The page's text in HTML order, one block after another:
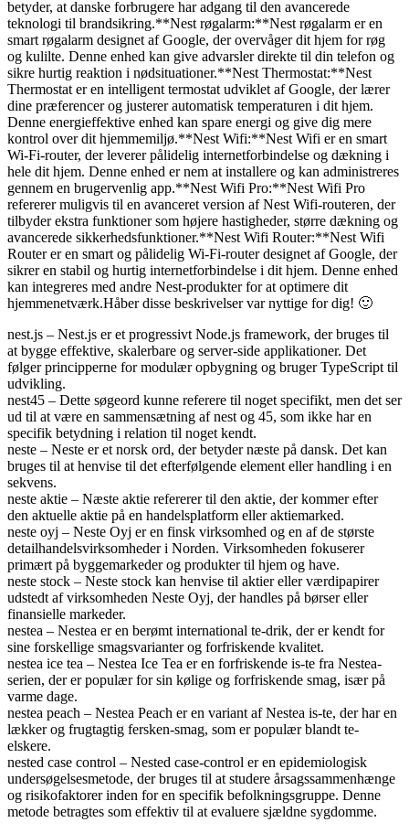
betyder, at danske forbrugere har adgang til den avancerede
teknologi til brandsikring.**Nest røgalarm:**Nest røgalarm er en
smart røgalarm designet af Google, der overvåger dit hjem for røg
og kulilte. Denne enhed kan give advarsler direkte til din telefon og
sikre hurtig reaktion i nødsituationer.**Nest Thermostat:**Nest
Thermostat er en intelligent termostat udviklet af Google, der lærer
dine præferencer og justerer automatisk temperaturen i dit hjem.
Denne energieffektive enhed kan spare energi og give dig mere
kontrol over dit hjemmemiljø.**Nest Wifi:**Nest Wifi er en smart
Wi-Fi-router, der leverer pålidelig internetforbindelse og dækning i
hele dit hjem. Denne enhed er nem at installere og kan administreres
gennem en brugervenlig app.**Nest Wifi Pro:**Nest Wifi Pro
refererer muligvis til en avanceret version af Nest Wifi-routeren, der
tilbyder ekstra funktioner som højere hastigheder, større dækning og
avancerede sikkerhedsfunktioner.**Nest Wifi Router:**Nest Wifi
Router er en smart og pålidelig Wi-Fi-router designet af Google, der
sikrer en stabil og hurtig internetforbindelse i dit hjem. Denne enhed
kan integreres med andre Nest-produkter for at optimere dit
hjemmenetværk.Håber disse beskrivelser var nyttige for dig! 🙂
nest.js – Nest.js er et progressivt Node.js framework, der bruges til
at bygge effektive, skalerbare og server-side applikationer. Det
følger principperne for modulær opbygning og bruger TypeScript til
udvikling.
nest45 – Dette søgeord kunne referere til noget specifikt, men det ser
ud til at være en sammensætning af nest og 45, som ikke har en
specifik betydning i relation til noget kendt.
neste – Neste er et norsk ord, der betyder næste på dansk. Det kan
bruges til at henvise til det efterfølgende element eller handling i en
sekvens.
neste aktie – Næste aktie refererer til den aktie, der kommer efter
den aktuelle aktie på en handelsplatform eller aktiemarked.
neste oyj – Neste Oyj er en finsk virksomhed og en af de største
detailhandelsvirksomheder i Norden. Virksomheden fokuserer
primært på byggemarkeder og produkter til hjem og have.
neste stock – Neste stock kan henvise til aktier eller værdipapirer
udstedt af virksomheden Neste Oyj, der handles på børser eller
finansielle markeder.
nestea – Nestea er en berømt international te-drik, der er kendt for
sine forskellige smagsvarianter og forfriskende kvalitet.
nestea ice tea – Nestea Ice Tea er en forfriskende is-te fra Nestea-
serien, der er populær for sin kølige og forfriskende smag, især på
varme dage.
nestea peach – Nestea Peach er en variant af Nestea is-te, der har en
lækker og frugtagtig fersken-smag, som er populær blandt te-
elskere.
nested case control – Nested case-control er en epidemiologisk
undersøgelsesmetode, der bruges til at studere årsagssammenhænge
og risikofaktorer inden for en specifik befolkningsgruppe. Denne
metode betragtes som effektiv til at evaluere sjældne sygdomme.